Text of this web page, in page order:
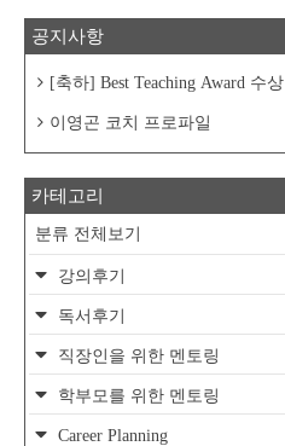
공지사항
[축하] Best Teaching Award 수상
이영곤 코치 프로파일
카테고리
분류 전체보기
강의후기
독서후기
직장인을 위한 멘토링
학부모를 위한 멘토링
Career Planning